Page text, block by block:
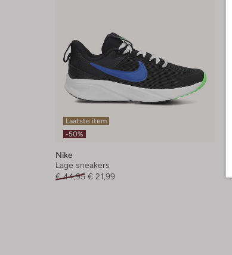
Laatste item
-50%
Nike
Lage sneakers
€ 44,95 € 21,99